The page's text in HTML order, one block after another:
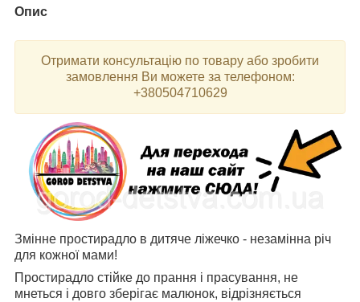
Опис
Отримати консультацію по товару або зробити
замовлення Ви можете за телефоном:
+380504710629
Змінне простирадло в дитяче ліжечко - незамінна річ
для кожної мами!
Простирадло стійке до прання і прасування, не
мнеться і довго зберігає малюнок, відрізняється